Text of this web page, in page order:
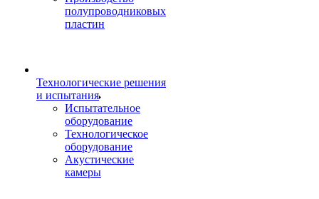
полупроводниковых
пластин
Технологические решения
и испытания
Испытательное
оборудование
Технологическое
оборудование
Акустические
камеры